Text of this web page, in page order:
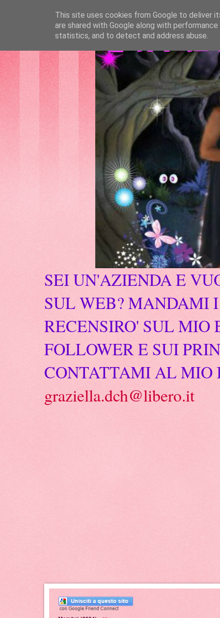
SEI UN'AZIENDA E
SUL WEB? MANDAMI
RECENSIRO' SUL
FOLLOWER E SUI
CONTATTAMI AL
graziella.dch@libero.it
This site uses cookies from Google to deliver
are shared with Google along with
statistics, and to detect and address abuse.